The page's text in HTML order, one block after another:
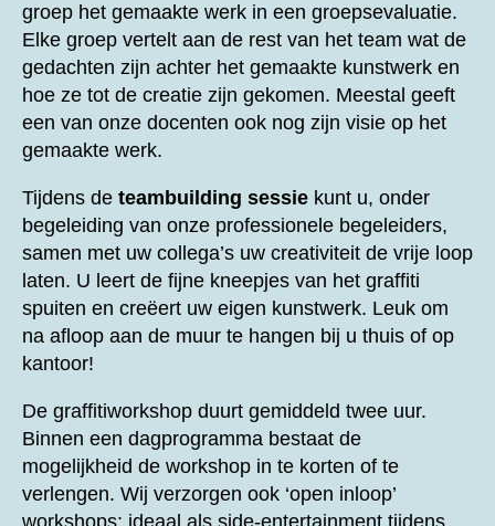
groep het gemaakte werk in een groepsevaluatie.
Elke groep vertelt aan de rest van het team wat de
gedachten zijn achter het gemaakte kunstwerk en
hoe ze tot de creatie zijn gekomen. Meestal geeft
een van onze docenten ook nog zijn visie op het
gemaakte werk.
Tijdens de teambuilding sessie kunt u, onder
begeleiding van onze professionele begeleiders,
samen met uw collega’s uw creativiteit de vrije loop
laten. U leert de fijne kneepjes van het graffiti
spuiten en creëert uw eigen kunstwerk. Leuk om
na afloop aan de muur te hangen bij u thuis of op
kantoor!
De graffitiworkshop duurt gemiddeld twee uur.
Binnen een dagprogramma bestaat de
mogelijkheid de workshop in te korten of te
verlengen. Wij verzorgen ook ‘open inloop’